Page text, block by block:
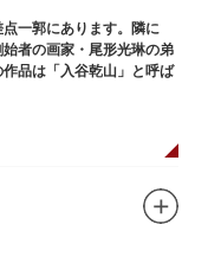
一郭にあります。隣に
者の画家・尾形光琳の弟
品は「入谷乾山」と呼ば